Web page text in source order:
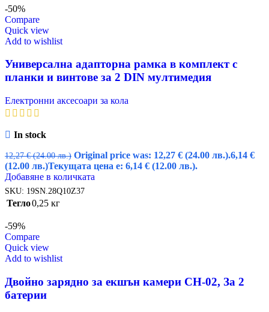
-50%
Compare
Quick view
Add to wishlist
Универсална адапторна рамка в комплект с
планки и винтове за 2 DIN мултимедия
Електронни аксесоари за кола
In stock
12,27€ (24.00 лв.) Original price was: 12,27 € (24.00 лв.).6,14 €
(12.00 лв.)Текущата цена е: 6,14 € (12.00 лв.).
Добавяне в количката
SKU: 19SN.28Q10Z37
Тегло0,25 кг
-59%
Compare
Quick view
Add to wishlist
Двойно зарядно за екшън камери CH-02, За 2
батерии